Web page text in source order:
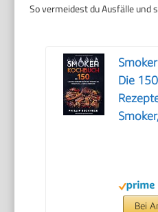
So vermeidest du Ausfälle und
Die
Bei